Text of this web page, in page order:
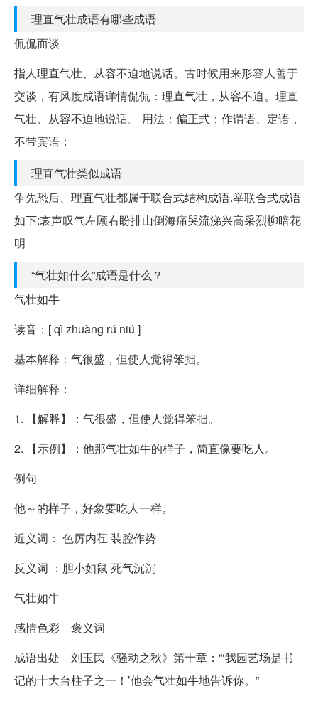
理直气壮成语有哪些成语
侃侃而谈
指人理直气壮、从容不迫地说话。古时候用来形容人善于
交谈，有风度成语详情侃侃：理直气壮，从容不迫。理直
气壮、从容不迫地说话。 用法：偏正式；作谓语、定语，
不带宾语；
理直气壮类似成语
争先恐后、理直气壮都属于联合式结构成语.举联合式成语
如下:哀声叹气左顾右盼排山倒海痛哭流涕兴高采烈柳暗花
明
“气壮如什么”成语是什么？
气壮如牛
读音：[ qì zhuàng rú niú ]
基本解释：气很盛，但使人觉得笨拙。
详细解释：
1. 【解释】：气很盛，但使人觉得笨拙。
2. 【示例】：他那气壮如牛的样子，简直像要吃人。
例句
他～的样子，好象要吃人一样。
近义词： 色厉内荏 装腔作势
反义词 ：胆小如鼠 死气沉沉
气壮如牛
感情色彩 褒义词
成语出处 刘玉民《骚动之秋》第十章：“‘我园艺场是书
记的十大台柱子之一！’他会气壮如牛地告诉你。”